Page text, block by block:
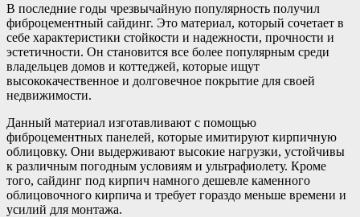
В последние годы чрезвычайную популярность получил
фиброцементный сайдинг. Это материал, который сочетает в
себе характеристики стойкости и надежности, прочности и
эстетичности. Он становится все более популярным среди
владельцев домов и коттеджей, которые ищут
высококачественное и долговечное покрытие для своей
недвижимости.
Данный материал изготавливают с помощью
фиброцементных панелей, которые имитируют кирпичную
облицовку. Они выдерживают высокие нагрузки, устойчивы
к различным погодным условиям и ультрафиолету. Кроме
того, сайдинг под кирпич намного дешевле каменного
облицовочного кирпича и требует гораздо меньше времени и
усилий для монтажа.